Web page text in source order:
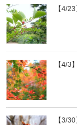
【4/
【4/3
【3/